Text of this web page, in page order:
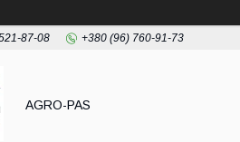
87-08 +380 (96) 760-91-73
AGRO-PAS